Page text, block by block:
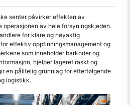
senter påvirker effekten av
operasjonen av hele forsyningskjeden.
for klare og nøyaktig
effektiv oppfinningsmanagement og
som inneholder barkoder og
hjelper lageret raskt og
en pålitelig grunnlag for etterfølgende
logistikk.